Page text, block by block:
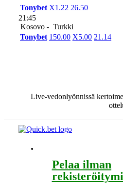
Tonybet X1.22 26.50
21:45
Kosovo - Turkki
Tonybet 1 50.00 X5.00 21.14
Live-vedonlyönnissä
Pelaa ilman